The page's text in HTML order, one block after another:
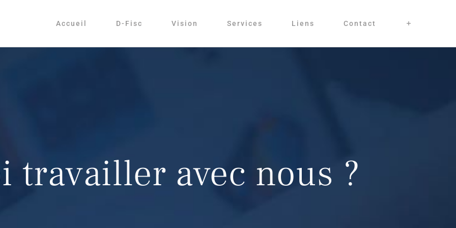
Accueil D-Fisc Vision Services Liens Contact
travailler avec nous ?